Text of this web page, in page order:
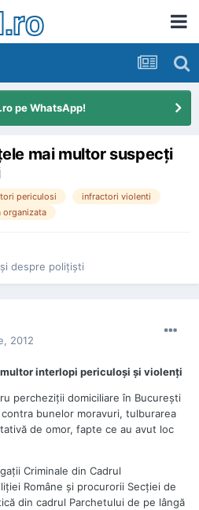
pe WhatsApp!
mai multor suspecţi
periculosi
infractori violenti
organizata
despre poliţişti
2012
multor interlopi periculoşi şi violenţi
percheziţii domiciliare în Bucureşti
bunelor moravuri, tulburarea
de omor, fapte ce au avut loc
Criminale din Cadrul
Române şi procurorii Secţiei de
din cadrul Parchetului de pe lângă